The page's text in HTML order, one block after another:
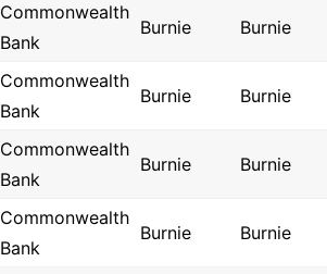
Commonwealth
Bank
Burnie Burnie
Commonwealth
Bank
Burnie Burnie
Commonwealth
Bank
Burnie Burnie
Commonwealth
Bank
Burnie Burnie